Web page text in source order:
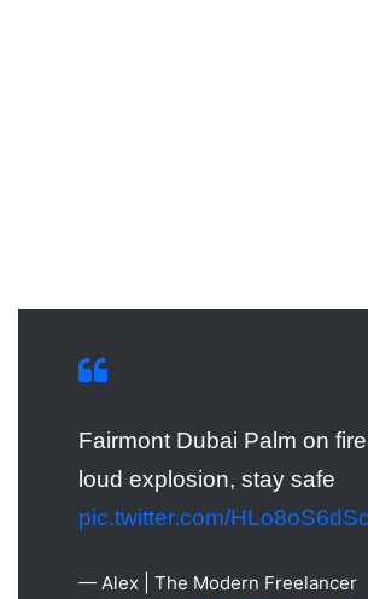
Fairmont Dubai Palm on
loud explosion, stay safe
pic.twitter.com/HLo8oS6dSc
— Alex | The Modern Freelancer